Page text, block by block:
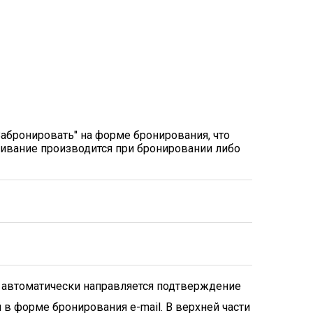
на форме бронирования, что
производится при бронировании либо
направляется подтверждение
форме бронирования e-mail. В верхней части